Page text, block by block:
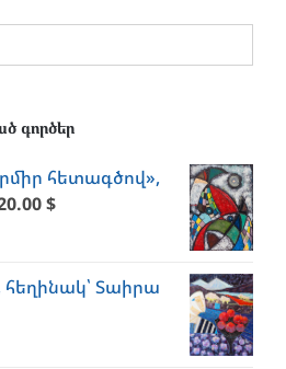
գործեր
հետագծով»,
$
հեղինակ՝ Տաիրա